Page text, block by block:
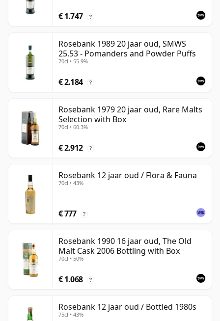
€ 1.747 ?
Rosebank 1989 20 jaar oud, SMWS
25.53 - Pomanders and Powder Puffs
70cl • 55.9%
€ 2.184 ?
Rosebank 1979 20 jaar oud, Rare Malts
Selection with Box
70cl • 60.3%
€ 2.912 ?
Rosebank 12 jaar oud / Flora & Fauna
70cl • 43%
€ 777 ?
Rosebank 1990 16 jaar oud, The Old
Malt Cask 2006 Bottling with Box
70cl • 50%
€ 1.068 ?
Rosebank 12 jaar oud / Bottled 1980s
75cl • 43%